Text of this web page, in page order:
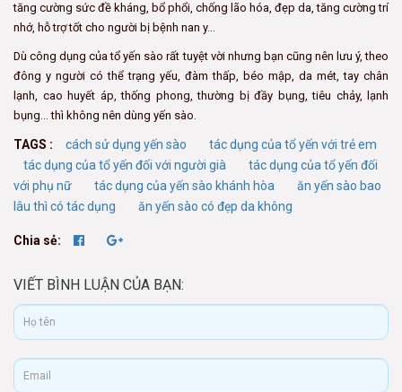
tăng cường sức đề kháng, bổ phổi, chống lão hóa, đẹp da, tăng cường trí
nhớ, hỗ trợ tốt cho người bị bệnh nan y…
Dù công dụng của tổ yến sào rất tuyệt vời nhưng bạn cũng nên lưu ý, theo
đông y người có thể trạng yếu, đàm thấp, béo mập, da mét, tay chân
lạnh, cao huyết áp, thống phong, thường bị đầy bụng, tiêu chảy, lạnh
bụng… thì không nên dùng yến sào.
TAGS : cách sử dụng yến sào
tác dụng của tổ yến với trẻ em
tác dụng của tổ yến đối với người già
tác dụng của tổ yến đối
với phụ nữ
tác dụng của yến sào khánh hòa
ăn yến sào bao
lâu thì có tác dụng
ăn yến sào có đẹp da không
Chia sẻ:
VIẾT BÌNH LUẬN CỦA BẠN: